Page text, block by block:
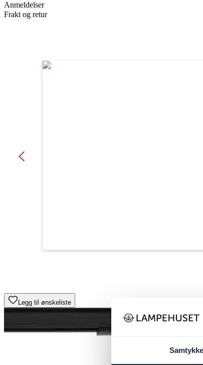
Samtykke
Anmeldelser
Frakt og retur
Legg til ønskeliste